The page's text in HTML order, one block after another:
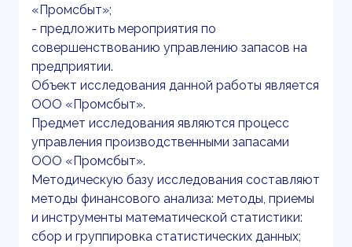
«Промсбыт»;
- предложить мероприятия по
совершенствованию управлению запасов на
предприятии.
Объект исследования данной работы является
ООО «Промсбыт».
Предмет исследования являются процесс
управления производственными запасами
ООО «Промсбыт».
Методическую базу исследования составляют
методы финансового анализа: методы, приемы
и инструменты математической статистики:
сбор и группировка статистических данных;